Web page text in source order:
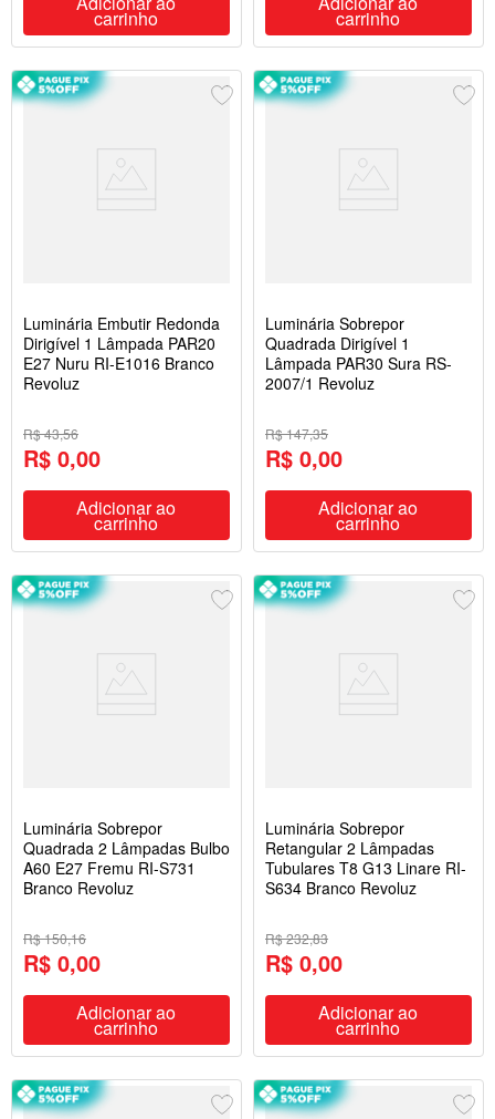
carrinho carrinho
Luminária Embutir Redonda
Dirigível 1 Lâmpada PAR20
E27 Nuru RI-E1016 Branco
Revoluz
R$ 43,56
R$ 0,00
Adicionar ao
carrinho
Luminária Sobrepor
Quadrada Dirigível 1
Lâmpada PAR30 Sura RS-
2007/1 Revoluz
R$ 147,35
R$ 0,00
Adicionar ao
carrinho
Luminária Sobrepor
Quadrada 2 Lâmpadas Bulbo
A60 E27 Fremu RI-S731
Branco Revoluz
R$ 150,16
R$ 0,00
Adicionar ao
carrinho
Luminária Sobrepor
Retangular 2 Lâmpadas
Tubulares T8 G13 Linare RI-
S634 Branco Revoluz
R$ 232,83
R$ 0,00
Adicionar ao
carrinho